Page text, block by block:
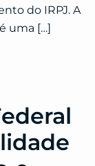
do IRPJ. A
uma […]